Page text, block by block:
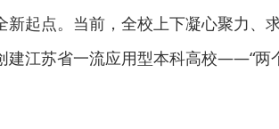
新起点。当前，全校上下凝心聚力、
建江苏省一流应用型本科高校——“两